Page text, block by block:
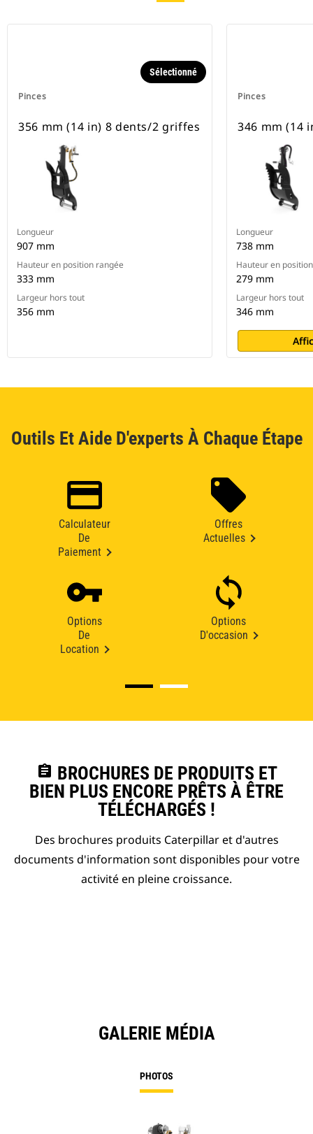
Pinces
Sélectionné
356 mm (14 in) 8 dents/2 griffes
Longueur
907 mm
Hauteur en position rangée
333 mm
Largeur hors tout
356 mm
Pinces
346 mm (14
Longueur
738 mm
Hauteur en
279 mm
Largeur hors tout
346 mm
Outils Et Aide D'experts À Chaque Étape
Calculateur
De
Paiement
Offres
Actuelles
Options
De
Location
Options
D'occasion
assignment BROCHURES DE PRODUITS ET
BIEN PLUS ENCORE PRÊTS À ÊTRE
TÉLÉCHARGÉS !
Des brochures produits Caterpillar et d'autres
documents d'information sont disponibles pour votre
activité en pleine croissance.
GALERIE MÉDIA
PHOTOS